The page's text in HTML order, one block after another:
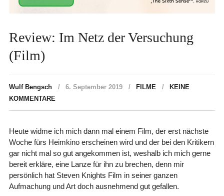
Review: Im Netz der Versuchung
(Film)
Wulf Bengsch 6. September 2019 FILME
KEINE
KOMMENTARE
Heute widme ich mich dann mal einem Film, der erst nächste
Woche fürs Heimkino erscheinen wird und der bei den Kritikern
gar nicht mal so gut angekommen ist, weshalb ich mich gerne
bereit erkläre, eine Lanze für ihn zu brechen, denn mir
persönlich hat Steven Knights Film in seiner ganzen
Aufmachung und Art doch ausnehmend gut gefallen.